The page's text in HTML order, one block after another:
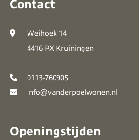
Contact
Weihoek 14
4416 PX Kruiningen
0113-760905
info@vanderpoelwonen.nl
Openingstijden